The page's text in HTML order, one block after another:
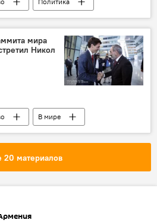
Совет старейшин
президент
мира
Никол
В мире
20 материалов